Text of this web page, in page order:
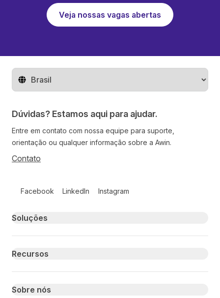
Veja nossas vagas abertas
Mude o território
Dúvidas? Estamos aqui para ajudar.
Entre em contato com nossa equipe para suporte,
orientação ou qualquer informação sobre a Awin.
Contato
Facebook LinkedIn Instagram
Primary footer navigation
Soluções
Recursos
Sobre nós